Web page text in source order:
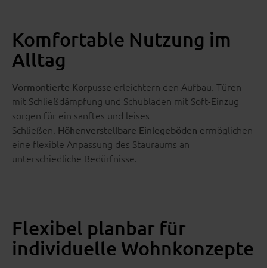
Komfortable Nutzung im
Alltag
Vormontierte Korpusse erleichtern den Aufbau. Türen
mit Schließdämpfung und Schubladen mit Soft-Einzug
sorgen für ein sanftes und leises
Schließen. Höhenverstellbare Einlegeböden ermöglichen
eine flexible Anpassung des Stauraums an
unterschiedliche Bedürfnisse.
Flexibel planbar für
individuelle Wohnkonzepte